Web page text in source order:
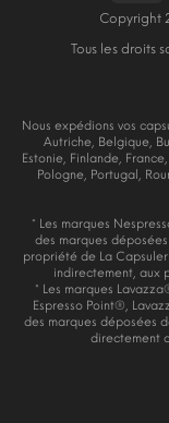
Copyright
Tous les droits
Nous expédions vos
Autriche, Belgique,
Estonie, Finlande,
Pologne, Portugal,
* Les marques
des marques
propriété de La
indirectement, aux
* Les marques
Espresso Point®,
des marques déposées
directement